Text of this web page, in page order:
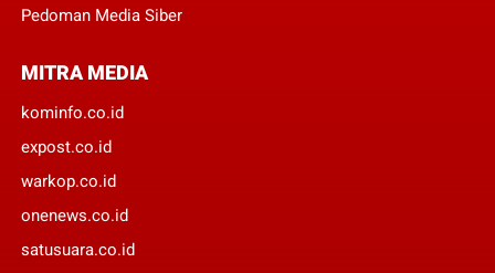
Pedoman Media Siber
MITRA MEDIA
kominfo.co.id
expost.co.id
warkop.co.id
onenews.co.id
satusuara.co.id